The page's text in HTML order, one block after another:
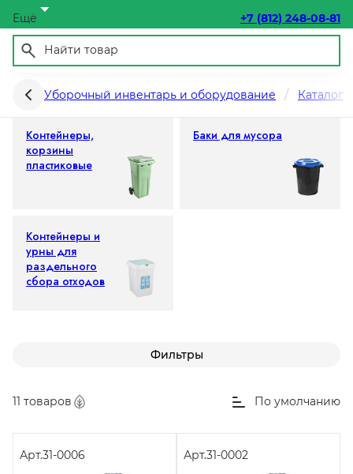
Ещё +7 (812) 248-08-81
Уборочный инвентарь и оборудование Каталог
Баки для мусора, контейнеры, урны
Контейнеры,
корзины
пластиковые
Баки для мусора
Контейнеры и
урны для
раздельного
сбора отходов
Фильтры
11 товаров По умолчанию
Арт.31-0006 Арт.31-0002